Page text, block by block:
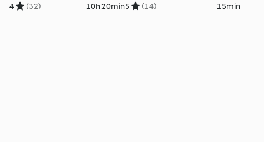
4 (32) 10h 20min5 (14) 15min